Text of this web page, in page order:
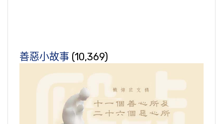
善惡小故事 (10,369)